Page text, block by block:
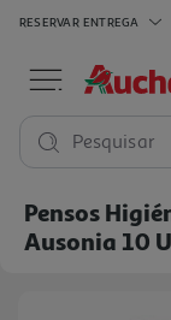
RESERVAR ENTREGA
Pesquisar
Pensos
Ausonia 10